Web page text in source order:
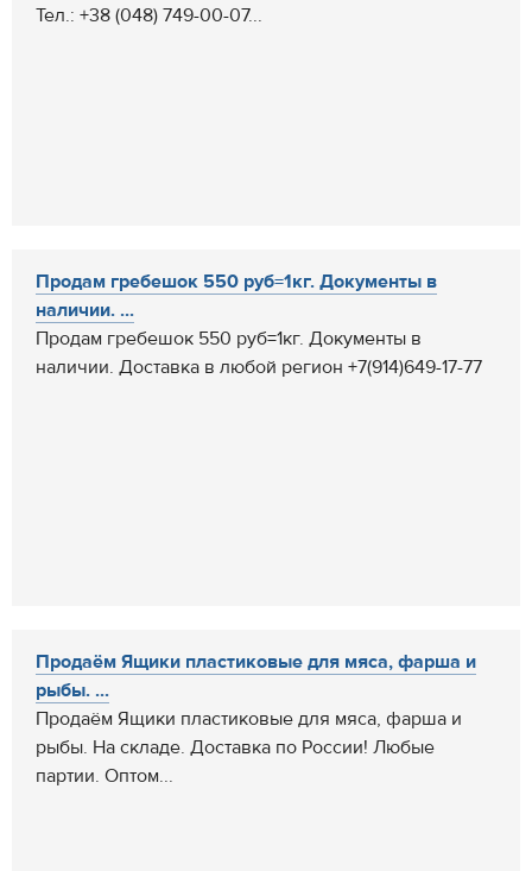
Тел.: +38 (048) 749-00-07...
Продам гребешок 550 руб=1кг. Документы в
наличии. ...
Продам гребешок 550 руб=1кг. Документы в
наличии. Доставка в любой регион +7(914)649-17-77
Продаём Ящики пластиковые для мяса, фарша и
рыбы. ...
Продаём Ящики пластиковые для мяса, фарша и
рыбы. На складе. Доставка по России! Любые
партии. Оптом...